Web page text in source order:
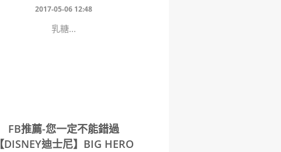
2017-05-06 12:48
乳糖...
FB推薦-您一定不能錯過
【DISNEY迪士尼】BIG HERO